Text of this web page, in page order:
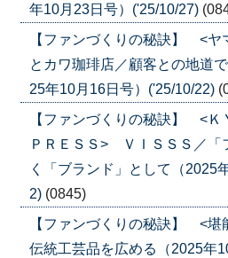
年10月23日号）('25/10/27)
【ファンづくりの秘訣】 <
とカワ珈琲店／顧客との地道
25年10月16日号）('25/10/22)
【ファンづくりの秘訣】 <
ＰＲＥＳＳ> ＶＩＳＳＳ／「
く「ブランド」として（2025
2) (0845)
【ファンづくりの秘訣】 <
伝統工芸品を広める（2025年